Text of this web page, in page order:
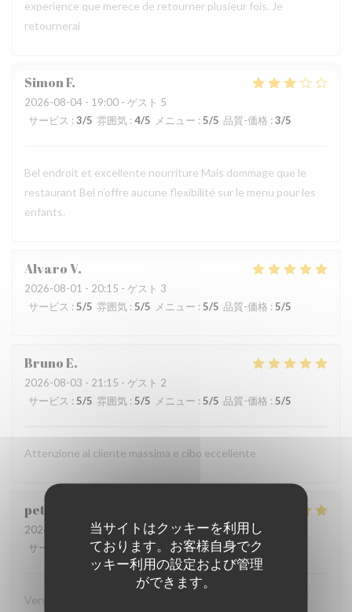
当サイトはクッキーを利用し
ております。お客様自身でク
ッキー利用の設定および管理
ができます。
experience que merece de retourner plusieur fois. Je
retournerai
SimonF
2026-08-04 - 19:00 - ゲスト 5
サービス : 3/5 雰囲気 : 4/5 メニュー : 5/5 品質-価格 : 3/5
Bel endroit et excellente nourriture Mais dommage que le
restaurant Bel n’offre aucune flexibilité sur le menu pour les
enfants.
AlvaroV
2026-08-01 - 20:15 - ゲスト 3
サービス : 5/5 雰囲気 : 5/5 メニュー : 5/5 品質-価格 : 5/5
BrunoE
2026-08-03 - 21:15 - ゲスト 2
サービス : 5/5 雰囲気 : 5/5 メニュー : 5/5 品質-価格 : 5/5
Attenzione al cliente massima e cibo eccellente
peter
2026-08-03
- 19:45 - ゲスト 2
サービス
/5 雰囲気 4 /5 メニュー:5 /5 品質-価格
Very superior in every way! Eager to return!